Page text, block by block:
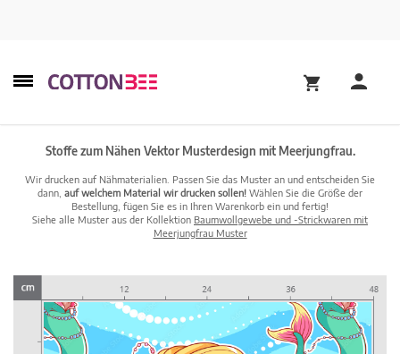
Stoffe zum Nähen Vektor Musterdesign mit Meerjungfrau.
Wir drucken auf Nähmaterialien. Passen Sie das Muster an und entscheiden Sie
dann, auf welchem Material wir drucken sollen! Wählen Sie die Größe der
Bestellung, fügen Sie es in Ihren Warenkorb ein und fertig!
Siehe alle Muster aus der Kollektion Baumwollgewebe und -Strickwaren mit
Meerjungfrau Muster